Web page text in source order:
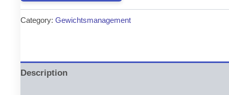
was:
€84.00.
is:
€25.00.
Category: Gewichtsmanagement
Description